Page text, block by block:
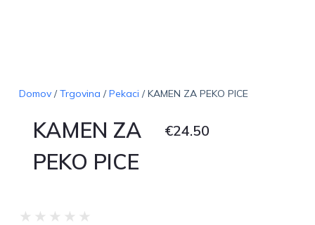
Domov/Trgovina /Pekaci / KAMEN ZA PEKO PICE
KAMEN ZA
PEKO PICE
€24.50
★ ★ ★ ★ ★